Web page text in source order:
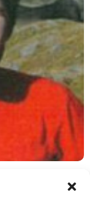
– Paweł